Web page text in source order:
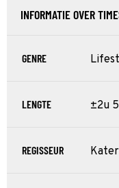
INFORMATIE OVER
GENRE
LENGTE ±2u
REGISSEUR